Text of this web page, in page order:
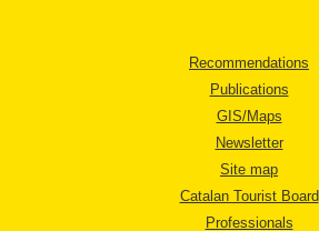
Recommendations
Publications
GIS/Maps
Newsletter
Site map
Catalan Tourist Board
Professionals